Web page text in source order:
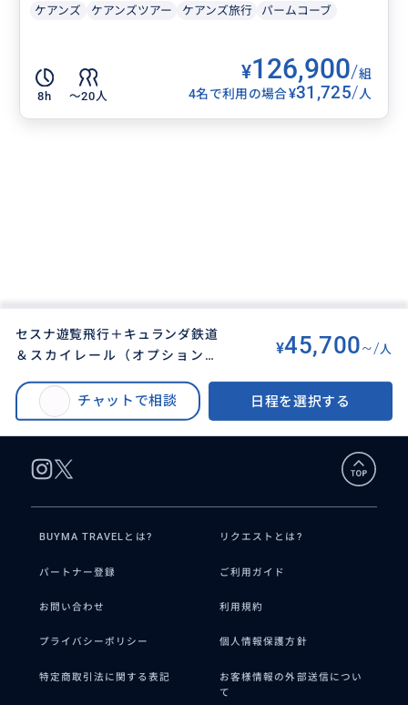
ケアンズ ケアンズツアー ケアンズ旅行 パームコーブ
8h 〜20人
¥126,900/組
4名で利用の場合¥31,725/人
セスナ遊覧飛行＋キュランダ鉄道
＆スカイレール（オプションも
¥45,700~/人
チャットで相談 日程を選択する
セスナ遊覧飛行＋キュランダ鉄道&スカイレール（オプションもOK）
BUYMA TRAVELとは? リクエストとは?
パートナー登録 ご利用ガイド
お問い合わせ 利用規約
プライバシーポリシー 個人情報保護方針
特定商取引法に関する表記
お客様情報の外部送信につい
て